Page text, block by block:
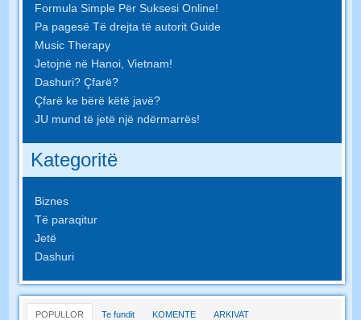
Formula Simple Për Suksesi Online!
Pa pagesë Të drejta të autorit Guide
Music Therapy
Jetojnë në Hanoi, Vietnam!
Dashuri? Çfarë?
Çfarë ke bërë këtë javë?
JU mund të jetë një ndërmarrës!
Kategoritë
Biznes
Të paraqitur
Jetë
Dashuri
POPULLOR Te fundit KOMENTE ARKIVAT